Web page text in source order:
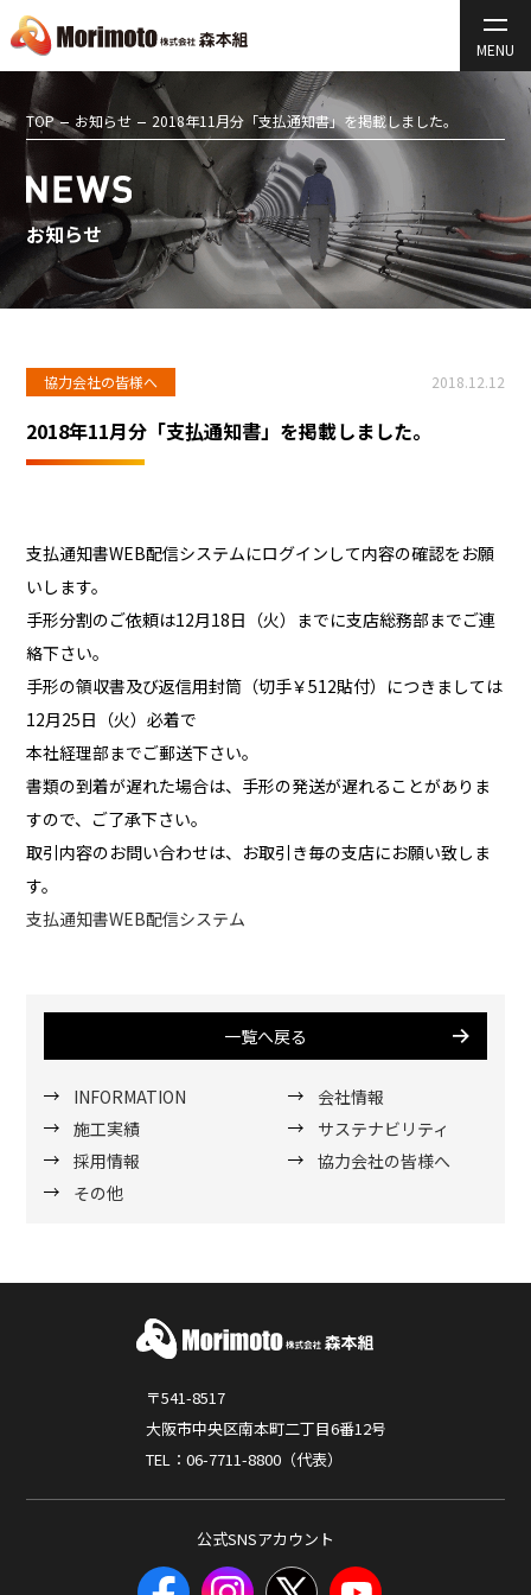
TOP お知らせ 2018年11月分「支払通知書」を掲載しました。
お知らせ
協力会社の皆様へ 2018.12.12
2018年11月分「支払通知書」を掲載しました。
支払通知書WEB配信システムにログインして内容の確認をお願
いします。
手形分割のご依頼は12月18日（火）までに支店総務部までご連
絡下さい。
手形の領収書及び返信用封筒（切手￥512貼付）につきましては
12月25日（火）必着で
本社経理部までご郵送下さい。
書類の到着が遅れた場合は、手形の発送が遅れることがありま
すので、ご了承下さい。
取引内容のお問い合わせは、お取引き毎の支店にお願い致しま
す。
支払通知書WEB配信システム
一覧へ戻る
INFORMATION
会社情報
施工実績
サステナビリティ
採用情報
協力会社の皆様へ
その他
〒541-8517
大阪市中央区南本町二丁目6番12号
TEL：06-7711-8800（代表）
公式SNSアカウント